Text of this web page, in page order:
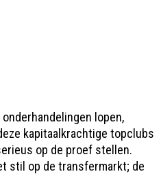
lopen,
kapitaalkrachtige topclubs
op de proef stellen.
stil op de transfermarkt; de